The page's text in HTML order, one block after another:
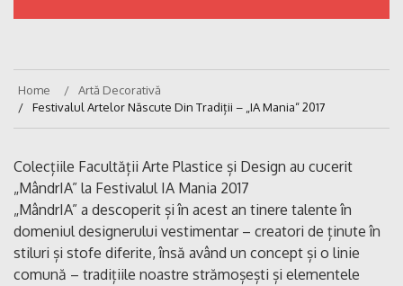
Home
Artă Decorativă
Festivalul Artelor Născute Din Tradiții – „IA Mania“ 2017
Colecțiile Facultății Arte Plastice și Design au cucerit
„MândrIA” la Festivalul IA Mania 2017
„MândrIA” a descoperit și în acest an tinere talente în
domeniul designerului vestimentar – creatori de ținute în
stiluri și stofe diferite, însă având un concept și o linie
comună – tradițiile noastre strămoșești și elementele